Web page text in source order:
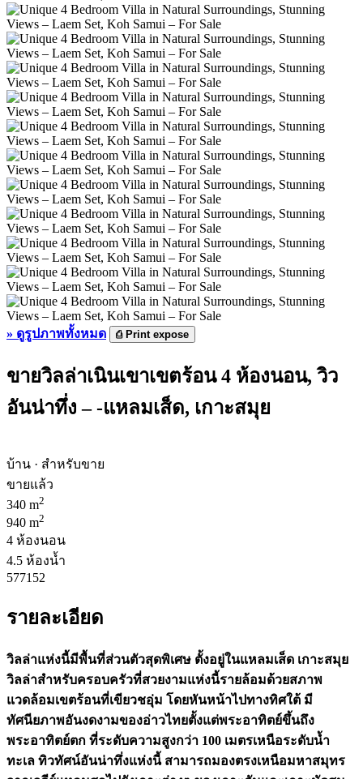
» ดูรูปภาพทั้งหมด ⎙Print expose
ขายวิลล่าเนินเขาเขตร้อน 4 ห้องนอน, วิว
อันน่าทึ่ง – -แหลมเส็ด, เกาะสมุย
บ้าน · สำหรับขาย
ขายแล้ว
340 m2
940 m2
4 ห้องนอน
4.5 ห้องน้ำ
577152
รายละเอียด
วิลล่าแห่งนี้มีพื้นที่ส่วนตัวสุดพิเศษ ตั้งอยู่ในแหลมเส็ด เกาะสมุย
วิลล่าสำหรับครอบครัวที่สวยงามแห่งนี้รายล้อมด้วยสภาพ
แวดล้อมเขตร้อนที่เขียวชอุ่ม โดยหันหน้าไปทางทิศใต้ มี
ทัศนียภาพอันงดงามของอ่าวไทยตั้งแต่พระอาทิตย์ขึ้นถึง
พระอาทิตย์ตก ที่ระดับความสูงกว่า 100 เมตรเหนือระดับน้ำ
ทะเล ทิวทัศน์อันน่าทึ่งแห่งนี้ สามารถมองตรงเหนือมหาสมุทร